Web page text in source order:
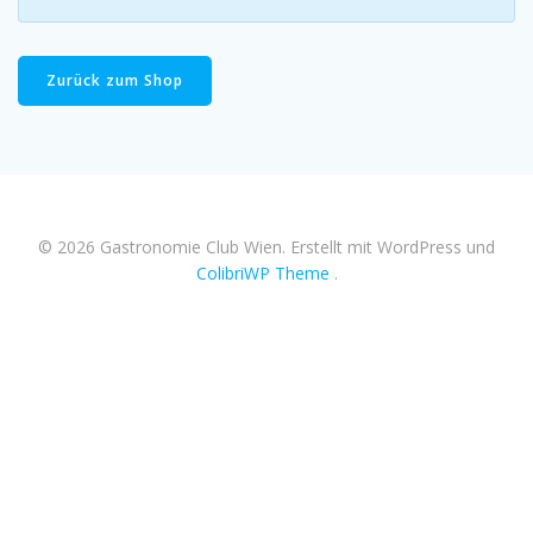
Zurück zum Shop
© 2026 Gastronomie Club Wien. Erstellt mit WordPress und
ColibriWP Theme .